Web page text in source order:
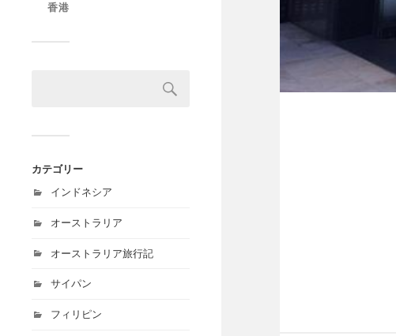
香港
カテゴリー
インドネシア
オーストラリア
オーストラリア旅行記
サイパン
フィリピン